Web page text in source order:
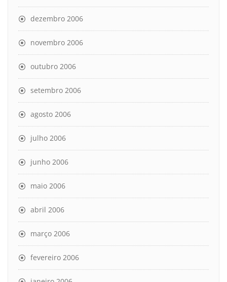
dezembro 2006
novembro 2006
outubro 2006
setembro 2006
agosto 2006
julho 2006
junho 2006
maio 2006
abril 2006
março 2006
fevereiro 2006